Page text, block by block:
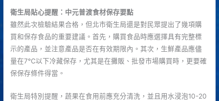
衛生局貼心提醒：中元普渡食材保存要點
雖然此次檢驗結果合格，但北市衛生局還是對民眾提出了幾項購
買和保存食品的重要建議。首先，購買食品時應選擇具有完整標
示的產品，並注意產品是否在有效期限內。其次，生鮮產品應儘
量在7℃以下冷藏保存，尤其是在攤販、批發市場購買時，更要確
保保存條件得當。
衛生局特別提醒，蔬果在食用前應充分清洗，並且用水浸泡10-20